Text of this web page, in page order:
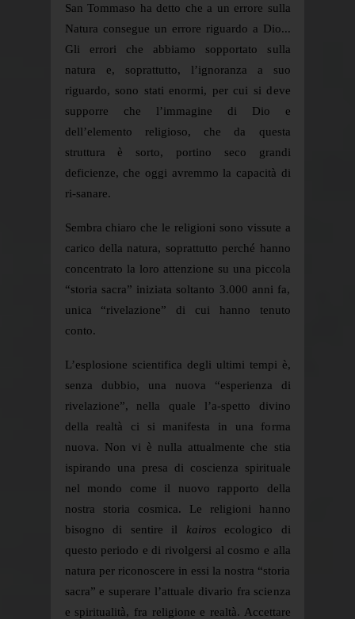
San Tommaso ha detto che a un errore sulla
Natura consegue un errore riguardo a Dio...
Gli errori che abbiamo sopportato sulla
natura e, soprattutto, l’ignoranza a suo
riguardo, sono stati enormi, per cui si deve
supporre che l’immagine di Dio e
dell’elemento religioso, che da questa
struttura è sorto, portino seco grandi
deficienze, che oggi avremmo la capacità di
ri-sanare.
Sembra chiaro che le religioni sono vissute a
carico della natura, soprattutto perché hanno
concentrato la loro attenzione su una piccola
“storia sacra” iniziata soltanto 3.000 anni fa,
unica “rivelazione” di cui hanno tenuto
conto.
L’esplosione scientifica degli ultimi tempi è,
senza dubbio, una nuova “esperienza di
rivelazione”, nella quale l’a-spetto divino
della realtà ci si manifesta in una forma
nuova. Non vi è nulla attualmente che stia
ispirando una presa di coscienza spirituale
nel mondo come il nuovo rapporto della
nostra storia cosmica. Le religioni hanno
bisogno di sentire il kairos ecologico di
questo periodo e di rivolgersi al cosmo e alla
natura per riconoscere in essi la nostra “storia
sacra” e superare l’attuale divario fra scienza
e spiritualità, fra religione e realtà. Accettare